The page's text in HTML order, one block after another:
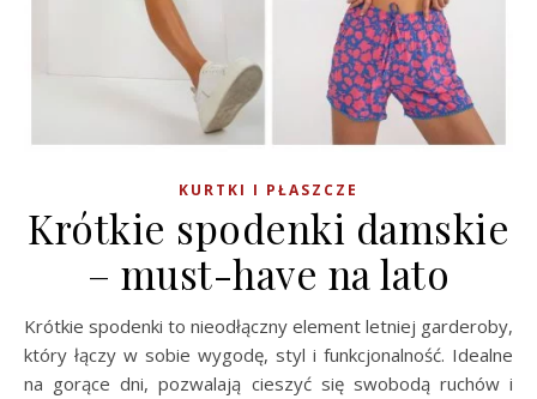
KURTKI I PŁASZCZE
Krótkie spodenki damskie
– must-have na lato
Krótkie spodenki to nieodłączny element letniej garderoby,
który łączy w sobie wygodę, styl i funkcjonalność. Idealne
na gorące dni, pozwalają cieszyć się swobodą ruchów i